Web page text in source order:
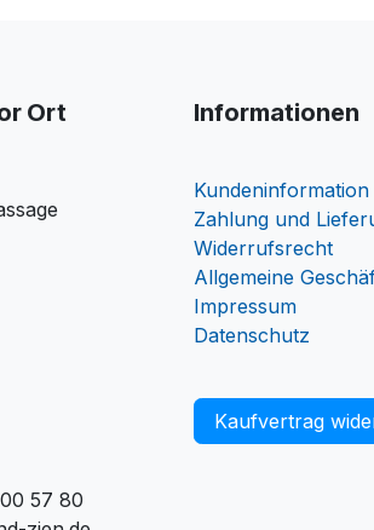
Ort
57 80
Informationen
Kundeninformation
Zahlung und
Widerrufsrecht
Allgemeine
Impressum
Datenschutz
Kaufvertrag